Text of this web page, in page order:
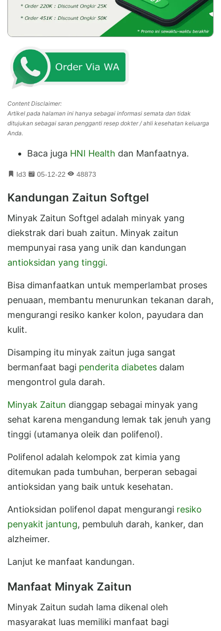
Content Disclaimer:
Artikel pada halaman ini hanya sebagai informasi semata dan tidak
ditujukan sebagai saran pengganti resep dokter / ahli kesehatan keluarga
Anda.
Baca juga HNI Health dan Manfaatnya.
Id3 05-12-22 48873
Kandungan Zaitun Softgel
Minyak Zaitun Softgel adalah minyak yang
diekstrak dari buah zaitun. Minyak zaitun
mempunyai rasa yang unik dan kandungan
antioksidan yang tinggi.
Bisa dimanfaatkan untuk memperlambat proses
penuaan, membantu menurunkan tekanan darah,
mengurangi resiko kanker kolon, payudara dan
kulit.
Disamping itu minyak zaitun juga sangat
bermanfaat bagi penderita diabetes dalam
mengontrol gula darah.
Minyak Zaitun dianggap sebagai minyak yang
sehat karena mengandung lemak tak jenuh yang
tinggi (utamanya oleik dan polifenol).
Polifenol adalah kelompok zat kimia yang
ditemukan pada tumbuhan, berperan sebagai
antioksidan yang baik untuk kesehatan.
Antioksidan polifenol dapat mengurangi resiko
penyakit jantung, pembuluh darah, kanker, dan
alzheimer.
Lanjut ke manfaat kandungan.
Manfaat Minyak Zaitun
Minyak Zaitun sudah lama dikenal oleh
masyarakat luas memiliki manfaat bagi